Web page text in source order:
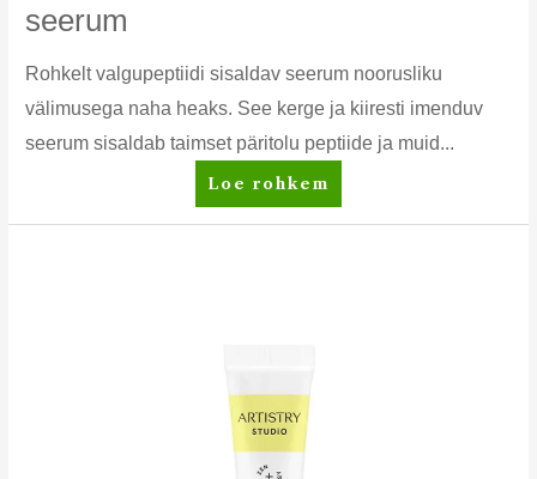
seerum
Rohkelt valgupeptiidi sisaldav seerum noorusliku
välimusega naha heaks. See kerge ja kiiresti imenduv
seerum sisaldab taimset päritolu peptiide ja muid...
Artistry
Skin
Loe rohkem